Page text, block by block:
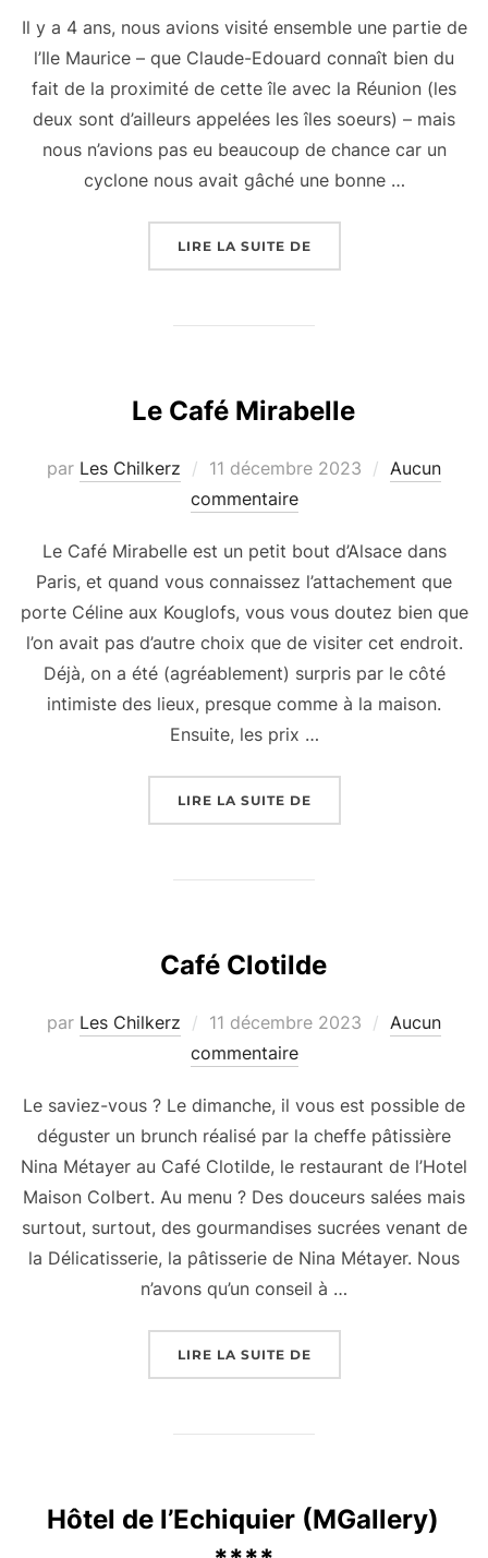
Il y a 4 ans, nous avions visité ensemble une partie de
l’Ile Maurice – que Claude-Edouard connaît bien du
fait de la proximité de cette île avec la Réunion (les
deux sont d’ailleurs appelées les îles soeurs) – mais
nous n’avions pas eu beaucoup de chance car un
cyclone nous avait gâché une bonne …
LIRE LA SUITE DE« UNE SEMAINE À
Le Café Mirabelle
par Les Chilkerz
Publié
le
11 décembre 2023
Aucun
commentaire
Le Café Mirabelle est un petit bout d’Alsace dans
Paris, et quand vous connaissez l’attachement que
porte Céline aux Kouglofs, vous vous doutez bien que
l’on avait pas d’autre choix que de visiter cet endroit.
Déjà, on a été (agréablement) surpris par le côté
intimiste des lieux, presque comme à la maison.
Ensuite, les prix …
LIRE LA SUITE DE« LE CAFÉ MIRABELLE
Café Clotilde
par Les Chilkerz
Publié
le
11 décembre 2023
Aucun
commentaire
Le saviez-vous ? Le dimanche, il vous est possible de
déguster un brunch réalisé par la cheffe pâtissière
Nina Métayer au Café Clotilde, le restaurant de l’Hotel
Maison Colbert. Au menu ? Des douceurs salées mais
surtout, surtout, des gourmandises sucrées venant de
la Délicatisserie, la pâtisserie de Nina Métayer. Nous
n’avons qu’un conseil à …
LIRE LA SUITE DE« CAFÉ CLOTILDE »
Hôtel de l’Echiquier (MGallery)